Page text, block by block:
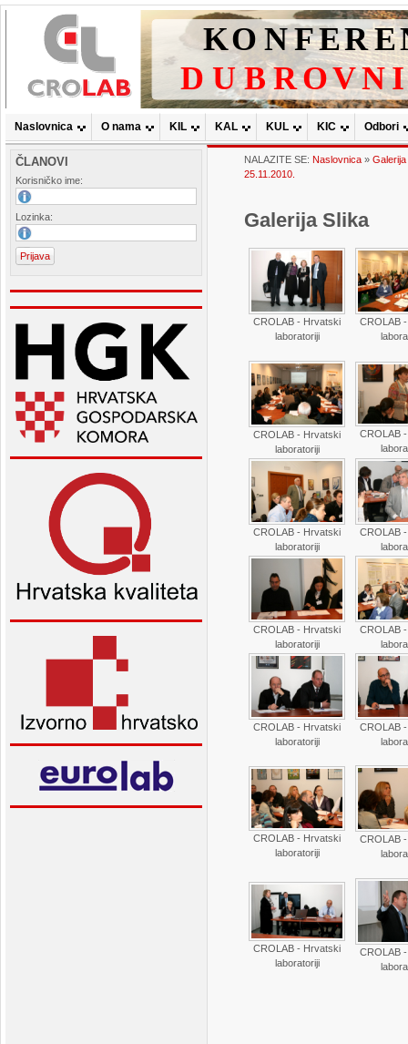
Naslovnica O nama KIL KAL KUL KIC Odbori
ČLANOVI
Korisničko ime:
Lozinka:
NALAZITE SE: Naslovnica » Galerija
25.11.2010.
Galerija Slika
CROLAB - Hrvatski
laboratoriji
CROLAB
CROLAB - Hrvatski
laboratoriji
CROLAB
CROLAB - Hrvatski
laboratoriji
CROLAB
CROLAB - Hrvatski
laboratoriji
CROLAB
CROLAB - Hrvatski
laboratoriji
CROLAB
CROLAB - Hrvatski
laboratoriji
CROLAB
CROLAB - Hrvatski
laboratoriji
CROLAB